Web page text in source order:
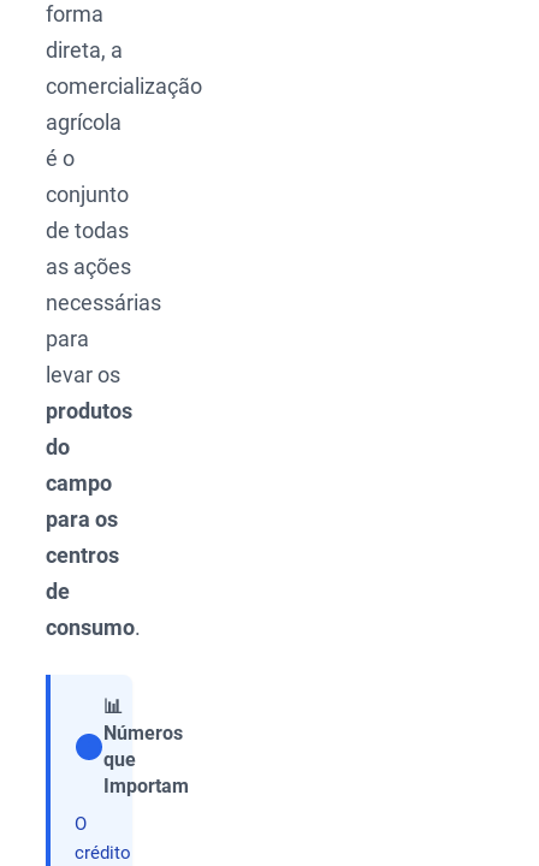
forma
direta, a
comercialização
agrícola
é o
conjunto
de todas
as ações
necessárias
para
levar os
produtos
do
campo
para os
centros
de
consumo.
📊
Números
que
Importam
O
crédito